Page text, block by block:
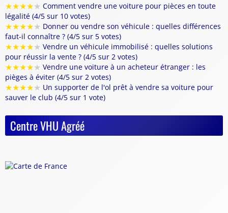
★★★★★ Comment vendre une voiture pour pièces en toute
légalité (4/5 sur 10 votes)
★★★★★ Donner ou vendre son véhicule : quelles différences
faut-il connaître ? (4/5 sur 5 votes)
★★★★★ Vendre un véhicule immobilisé : quelles solutions
pour réussir la vente ? (4/5 sur 2 votes)
★★★★★ Vendre une voiture à un acheteur étranger : les
pièges à éviter (4/5 sur 2 votes)
★★★★★ Un supporter de l'ol prêt à vendre sa voiture pour
sauver le club (4/5 sur 1 vote)
Centre VHU Agréé